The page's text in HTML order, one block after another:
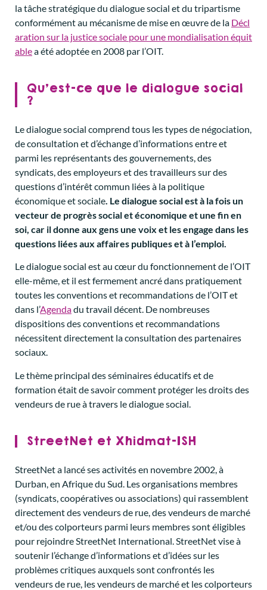
la tâche stratégique du dialogue social et du tripartisme
conformément au mécanisme de mise en œuvre de la Décl
aration sur la justice sociale pour une mondialisation équit
ablea été adoptée en 2008 par l’OIT.
Qu’est-ce que le dialogue social
?
Le dialogue social comprend tous les types de négociation,
de consultation et d’échange d’informations entre et
parmi les représentants des gouvernements, des
syndicats, des employeurs et des travailleurs sur des
questions d’intérêt commun liées à la politique
économique et sociale. Le dialogue social est à la fois un
vecteur de progrès social et économique et une fin en
soi, car il donne aux gens une voix et les engage dans les
questions liées aux affaires publiques et à l’emploi.
Le dialogue social est au cœur du fonctionnement de l’OIT
elle-même, et il est fermement ancré dans pratiquement
toutes les conventions et recommandations de l’OIT et
dans l’Agendadu travail décent. De nombreuses
dispositions des conventions et recommandations
nécessitent directement la consultation des partenaires
sociaux.
Le thème principal des séminaires éducatifs et de
formation était de savoir comment protéger les droits des
vendeurs de rue à travers le dialogue social.
StreetNet et Xhidmat-ISH
StreetNet a lancé ses activités en novembre 2002, à
Durban, en Afrique du Sud. Les organisations membres
(syndicats, coopératives ou associations) qui rassemblent
directement des vendeurs de rue, des vendeurs de marché
et/ou des colporteurs parmi leurs membres sont éligibles
pour rejoindre StreetNet International. StreetNet vise à
soutenir l’échange d’informations et d’idées sur les
problèmes critiques auxquels sont confrontés les
vendeurs de rue, les vendeurs de marché et les colporteurs